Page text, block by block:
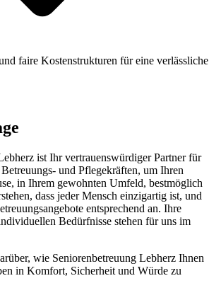
faire Kostenstrukturen für eine verlässliche
ist Ihr vertrauenswürdiger Partner für
und Pflegekräften, um Ihren
in Ihrem gewohnten Umfeld, bestmöglich
dass jeder Mensch einzigartig ist, und
entsprechend an. Ihre
Bedürfnisse stehen für uns im
wie Seniorenbetreuung Lebherz Ihnen
in Komfort, Sicherheit und Würde zu